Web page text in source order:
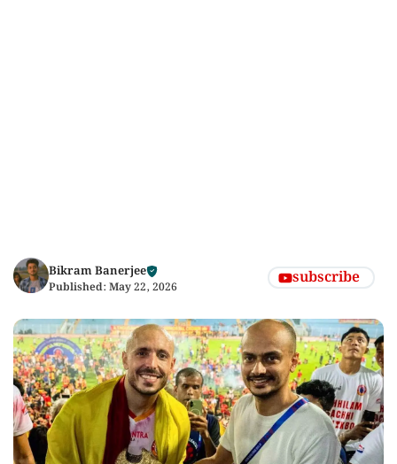
Bikram Banerjee
Published: May 22, 2026 subscribe